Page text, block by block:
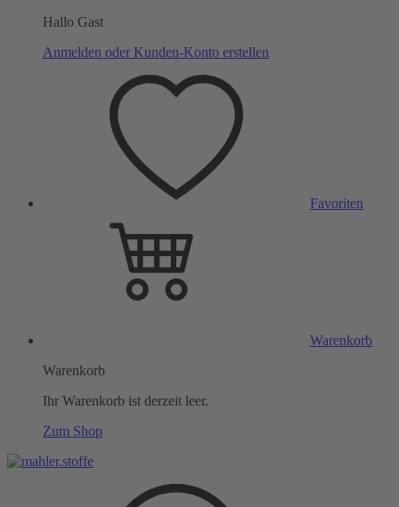
Hallo Gast
Anmelden oder Kunden-Konto erstellen
Favoriten
Warenkorb
Warenkorb
Ihr Warenkorb ist derzeit leer.
Zum Shop